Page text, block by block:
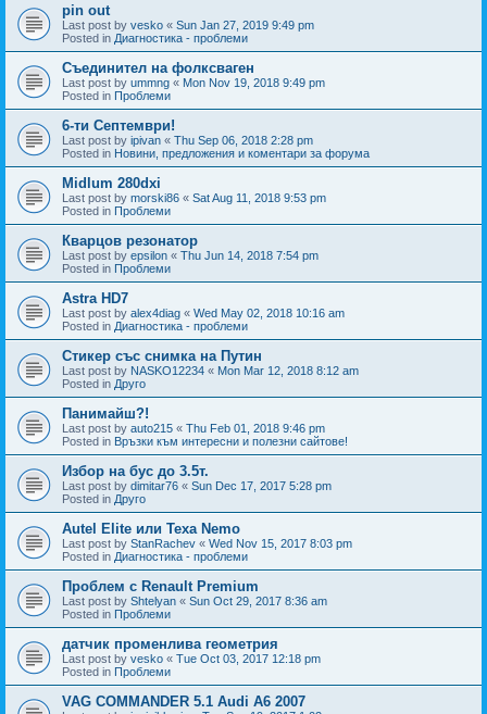
pin out
Last post by vesko « Sun Jan 27, 2019 9:49 pm
Posted in Диагностика - проблеми
Съединител на фолксваген
Last post by ummng « Mon Nov 19, 2018 9:49 pm
Posted in Проблеми
6-ти Септември!
Last post by ipivan « Thu Sep 06, 2018 2:28 pm
Posted in Новини, предложения и коментари за форума
Midlum 280dxi
Last post by morski86 « Sat Aug 11, 2018 9:53 pm
Posted in Проблеми
Кварцов резонатор
Last post by epsilon « Thu Jun 14, 2018 7:54 pm
Posted in Проблеми
Astra HD7
Last post by alex4diag « Wed May 02, 2018 10:16 am
Posted in Диагностика - проблеми
Стикер със снимка на Путин
Last post by NASKO12234 « Mon Mar 12, 2018 8:12 am
Posted in Друго
Панимайш?!
Last post by auto215 « Thu Feb 01, 2018 9:46 pm
Posted in Връзки към интересни и полезни сайтове!
Избор на бус до 3.5т.
Last post by dimitar76 « Sun Dec 17, 2017 5:28 pm
Posted in Друго
Autel Elite или Texa Nemo
Last post by StanRachev « Wed Nov 15, 2017 8:03 pm
Posted in Диагностика - проблеми
Проблем с Renault Premium
Last post by Shtelyan « Sun Oct 29, 2017 8:36 am
Posted in Проблеми
датчик променлива геометрия
Last post by vesko « Tue Oct 03, 2017 12:18 pm
Posted in Проблеми
VAG COMMANDER 5.1 Audi A6 2007